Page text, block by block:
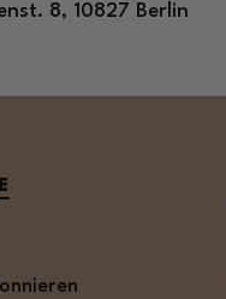
8, 10827 Berlin